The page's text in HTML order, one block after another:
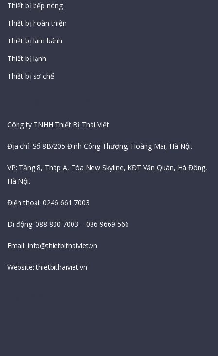
Thiết bị bếp nóng
Thiết bị hoàn thiện
Thiết bị làm bánh
Thiết bị lạnh
Thiết bị sơ chế
Công ty TNHH Thiết Bị Thái Việt
Địa chỉ: Số 8B/205 Định Công Thượng, Hoàng Mai, Hà Nội.
VP: Tầng 8, Tháp A, Tòa New Skyline, KĐT Văn Quán, Hà Đông,
Hà Nội.
Điện thoại: 0246 661 7003
Di động: 088 800 7003 – 086 9669 566
Email: info@thietbithaiviet.vn
Website:thietbithaiviet.vn